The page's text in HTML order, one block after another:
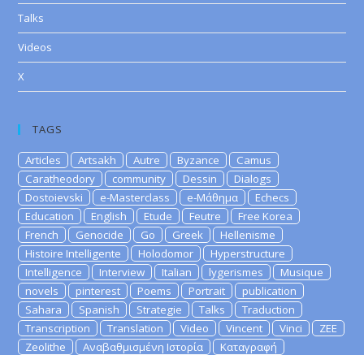
Talks
Videos
X
TAGS
Articles Artsakh Autre Byzance
Camus
Caratheodory
community Dessin
Dialogs
Dostoievski
e-Masterclass e-Μάθημα
Echecs
Education
English Etude Feutre
Free Korea
French
Genocide Go Greek
Hellenisme
Histoire Intelligente
Holodomor
Hyperstructure
Intelligence
Interview Italian lygerismes
Musique
novels
pinterest Poems Portrait
publication
Sahara
Spanish Strategie Talks
Traduction
Transcription
Translation Video Vincent Vinci
ZEE
Zeolithe
Αναβαθμισμένη Ιστορία Καταγραφή